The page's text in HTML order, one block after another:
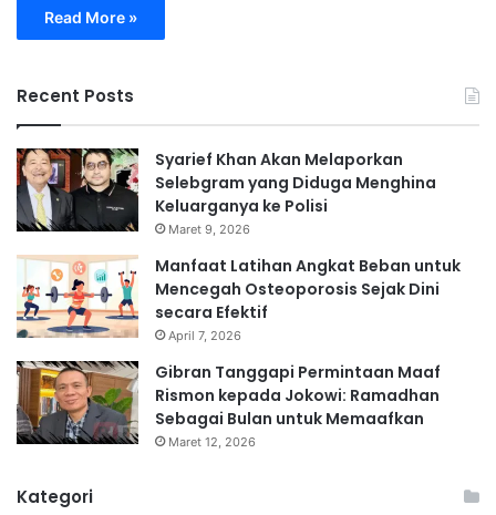
Read More »
Recent Posts
Syarief Khan Akan Melaporkan
Selebgram yang Diduga Menghina
Keluarganya ke Polisi
Maret 9, 2026
Manfaat Latihan Angkat Beban untuk
Mencegah Osteoporosis Sejak Dini
secara Efektif
April 7, 2026
Gibran Tanggapi Permintaan Maaf
Rismon kepada Jokowi: Ramadhan
Sebagai Bulan untuk Memaafkan
Maret 12, 2026
Kategori